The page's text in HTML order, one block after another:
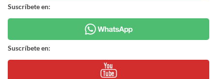
Suscríbete en:
Suscríbete en: